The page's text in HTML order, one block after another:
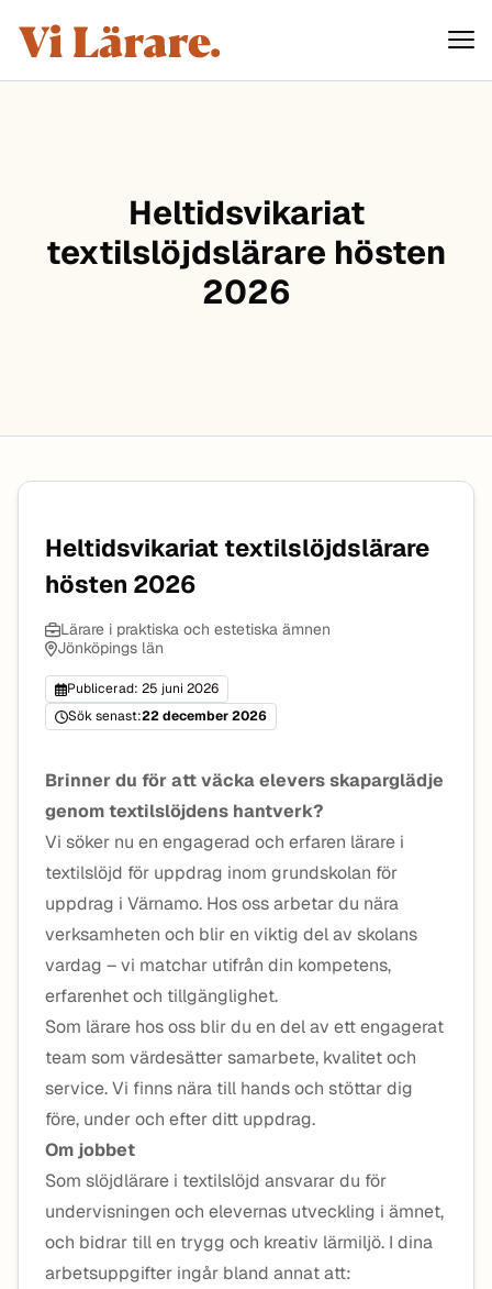
Hoppa till innehåll
ViLärare
Heltidsvikariat
textilslöjdslärare hösten
2026
Heltidsvikariat textilslöjdslärare
hösten 2026
Lärare i praktiska och estetiska ämnen
Jönköpings län
Publicerad: 25 juni 2026
Sök senast:22 december 2026
Brinner du för att väcka elevers skaparglädje
genom textilslöjdens hantverk?
Vi söker nu en engagerad och erfaren lärare i
textilslöjd för uppdrag inom grundskolan för
uppdrag i Värnamo. Hos oss arbetar du nära
verksamheten och blir en viktig del av skolans
vardag – vi matchar utifrån din kompetens,
erfarenhet och tillgänglighet.
Som lärare hos oss blir du en del av ett engagerat
team som värdesätter samarbete, kvalitet och
service. Vi finns nära till hands och stöttar dig
före, under och efter ditt uppdrag.
Om jobbet
Som slöjdlärare i textilslöjd ansvarar du för
undervisningen och elevernas utveckling i ämnet,
och bidrar till en trygg och kreativ lärmiljö. I dina
arbetsuppgifter ingår bland annat att: